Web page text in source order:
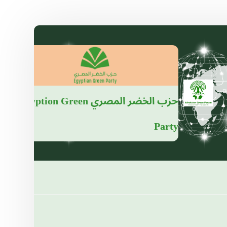
حزب الخضر المصريEgyption Green
Party